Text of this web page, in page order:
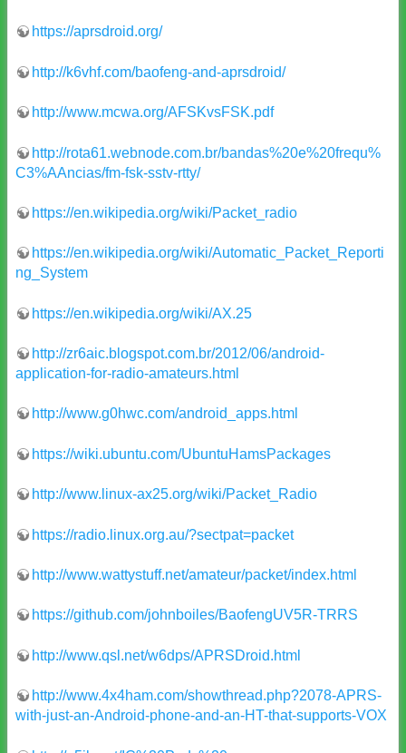
https://aprsdroid.org/
http://k6vhf.com/baofeng-and-aprsdroid/
http://www.mcwa.org/AFSKvsFSK.pdf
http://rota61.webnode.com.br/bandas%20e%20frequ%
C3%AAncias/fm-fsk-sstv-rtty/
https://en.wikipedia.org/wiki/Packet_radio
https://en.wikipedia.org/wiki/Automatic_Packet_Reporti
ng_System
https://en.wikipedia.org/wiki/AX.25
http://zr6aic.blogspot.com.br/2012/06/android-
application-for-radio-amateurs.html
http://www.g0hwc.com/android_apps.html
https://wiki.ubuntu.com/UbuntuHamsPackages
http://www.linux-ax25.org/wiki/Packet_Radio
https://radio.linux.org.au/?sectpat=packet
http://www.wattystuff.net/amateur/packet/index.html
https://github.com/johnboiles/BaofengUV5R-TRRS
http://www.qsl.net/w6dps/APRSDroid.html
http://www.4x4ham.com/showthread.php?2078-APRS-
with-just-an-Android-phone-and-an-HT-that-supports-VOX